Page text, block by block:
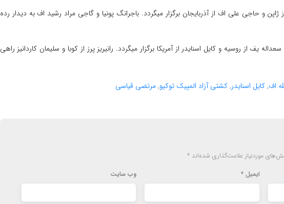
از ژاپن و حاجی علی اف از آذربایجان برگزار میگردد. باجرانگ پونیا و گاجی مراد رشید اف به دیدار رده
سعداله یف از روسیه و کایل اسنایدر از آمریکا برگزار میگردد. رانیریز پرز از کوبا و سلیمان کاردانیز راهی
اف,کایل اسنایدر,کشتی آزاد المپیک توکیو,مرتضی قیاسی
موردنیاز علامت‌گذاری شده‌اند *
ایمیل* وب‌ سایت
مقابل آرتور الکسانیان در فینال